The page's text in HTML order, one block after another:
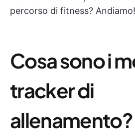
percorso di fitness? Andiamo!
Cosa sono i
tracker di
allenamento?